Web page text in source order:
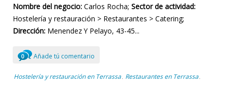
Nombre del negocio: Carlos Rocha; Sector de actividad:
Hostelería y restauración > Restaurantes > Catering;
Dirección: Menendez Y Pelayo, 43-45...
0 Añade tú comentario
Hostelería y restauración en Terrassa , Restaurantes en Terrassa ,